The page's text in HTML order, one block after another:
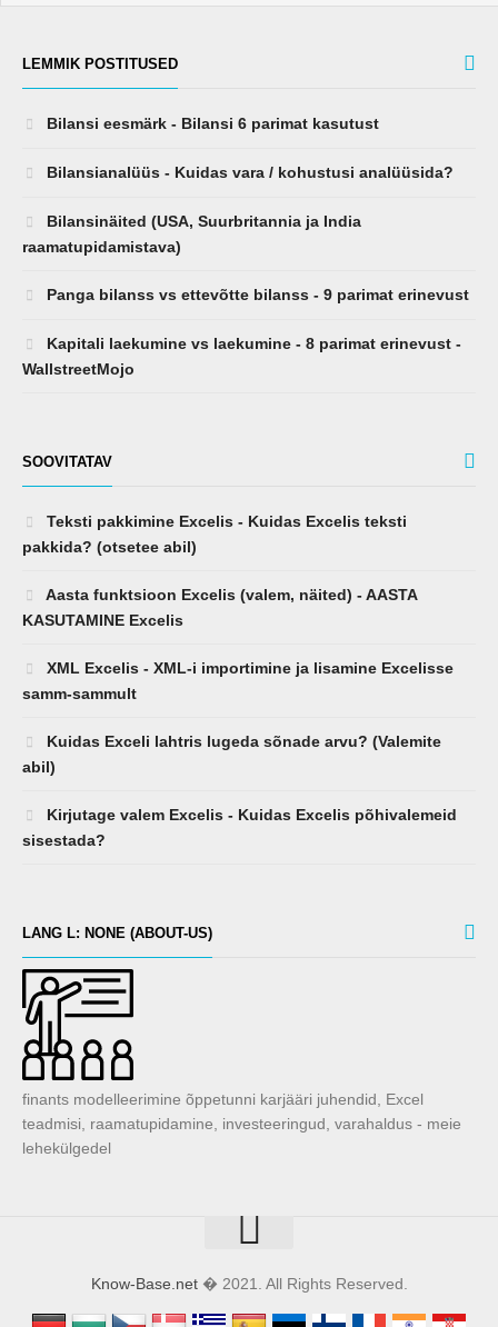
LEMMIK POSTITUSED
Bilansi eesmärk - Bilansi 6 parimat kasutust
Bilansianalüüs - Kuidas vara / kohustusi analüüsida?
Bilansinäited (USA, Suurbritannia ja India
raamatupidamistava)
Panga bilanss vs ettevõtte bilanss - 9 parimat erinevust
Kapitali laekumine vs laekumine - 8 parimat erinevust -
WallstreetMojo
SOOVITATAV
Teksti pakkimine Excelis - Kuidas Excelis teksti
pakkida? (otsetee abil)
Aasta funktsioon Excelis (valem, näited) - AASTA
KASUTAMINE Excelis
XML Excelis - XML-i importimine ja lisamine Excelisse
samm-sammult
Kuidas Exceli lahtris lugeda sõnade arvu? (Valemite
abil)
Kirjutage valem Excelis - Kuidas Excelis põhivalemeid
sisestada?
LANG L: NONE (ABOUT-US)
finants modelleerimine õppetunni karjääri juhendid, Excel
teadmisi, raamatupidamine, investeeringud, varahaldus - meie
lehekülgedel
Know-Base.net� 2021. All Rights Reserved.